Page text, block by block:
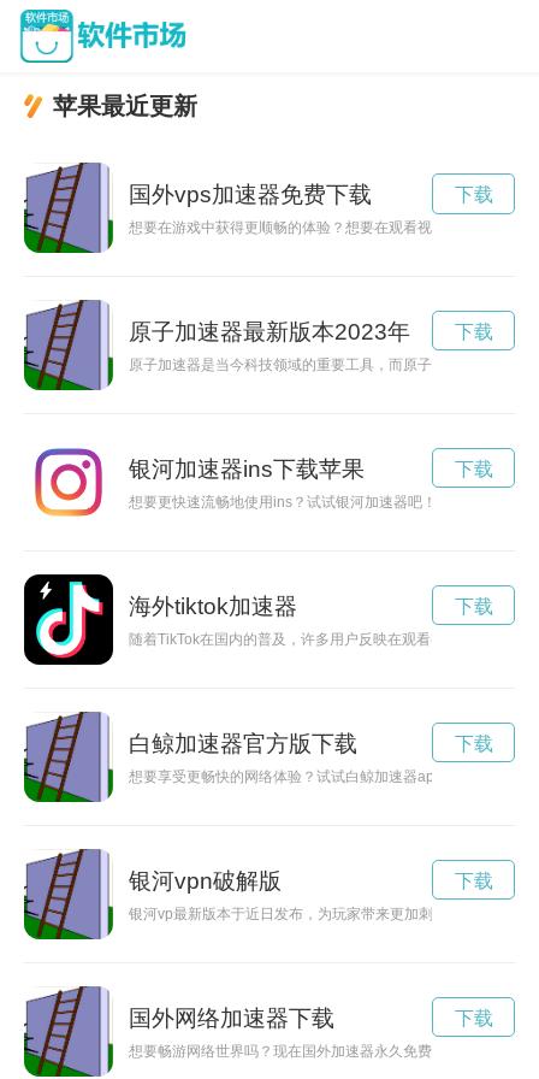
苹果最近更新
国外vps加速器免费下载
想要在游戏中获得更顺畅的体验？想要在观看视频时不再遇到
下载
原子加速器最新版本2023年
原子加速器是当今科技领域的重要工具，而原子加速器安卓
下载
银河加速器ins下载苹果
想要更快速流畅地使用ins？试试银河加速器吧！这款安卓应用
下载
海外tiktok加速器
随着TikTok在国内的普及，许多用户反映在观看视频时遇到卡
下载
白鲸加速器官方版下载
想要享受更畅快的网络体验？试试白鲸加速器app吧！本文将
下载
银河vpn破解版
银河vp最新版本于近日发布，为玩家带来更加刺激的星际探险
下载
国外网络加速器下载
想要畅游网络世界吗？现在国外加速器永久免费版下载，让你
下载